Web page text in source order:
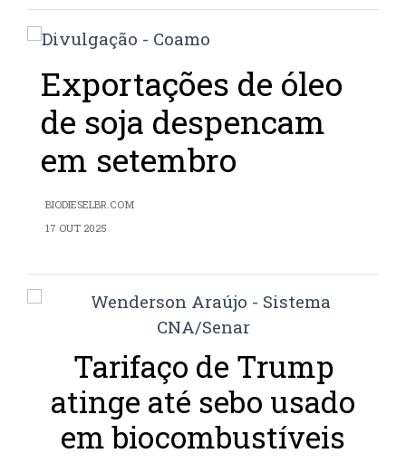
Exportações de óleo
de soja despencam
em setembro
BIODIESELBR.COM
17 OUT 2025
Tarifaço de Trump
atinge até sebo usado
em biocombustíveis